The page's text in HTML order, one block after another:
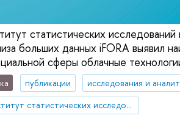
статистических
больших данных iFORA выявил
сферы облачные
публикации исследования и
Институт статистических исследований и экономики знаний